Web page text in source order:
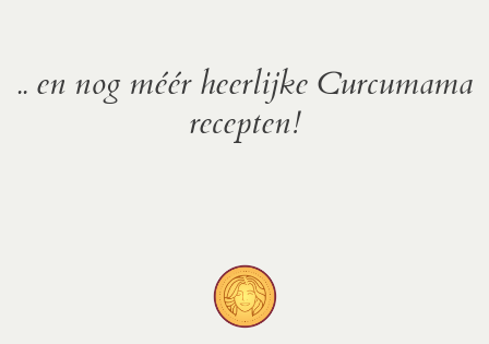
.. en nog méér heerlijke Curcumama
recepten!